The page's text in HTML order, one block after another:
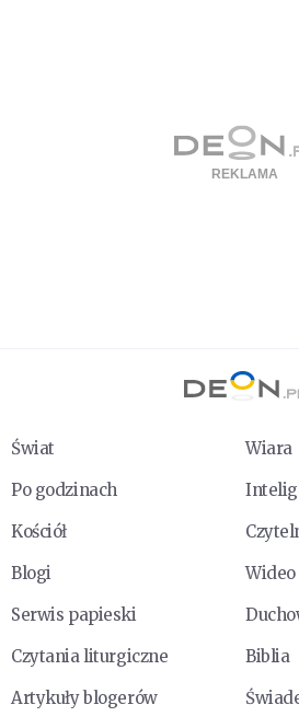
Świat
Wiara
Po godzinach
Kościół
Blogi
Wideo
Serwis papieski
Czytania liturgiczne
Biblia
Artykuły blogerów